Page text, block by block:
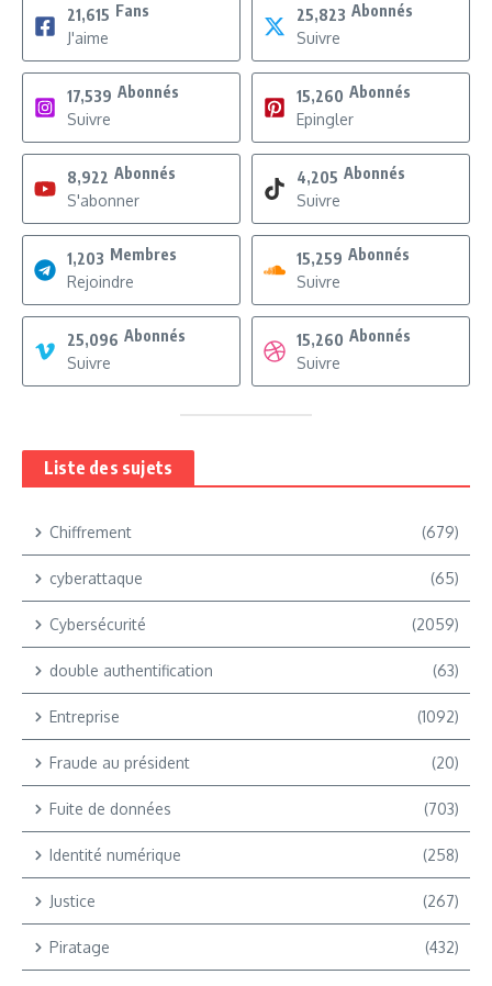
21,615 Fans
J'aime
25,823 Abonnés
Suivre
17,539 Abonnés
Suivre
15,260 Abonnés
Epingler
8,922 Abonnés
S'abonner
4,205 Abonnés
Suivre
1,203 Membres
Rejoindre
15,259 Abonnés
Suivre
25,096 Abonnés
Suivre
15,260 Abonnés
Suivre
Liste des sujets
Chiffrement (679)
cyberattaque (65)
Cybersécurité (2059)
double authentification (63)
Entreprise (1092)
Fraude au président (20)
Fuite de données (703)
Identité numérique (258)
Justice (267)
Piratage (432)